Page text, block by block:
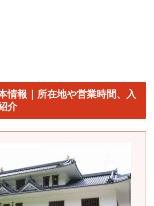
情報｜所在地や営業時間、入
介